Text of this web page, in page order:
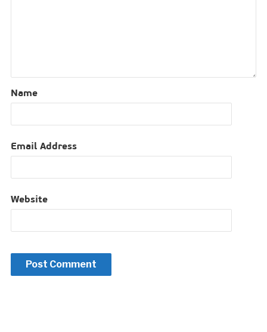
Name
Email Address
Website